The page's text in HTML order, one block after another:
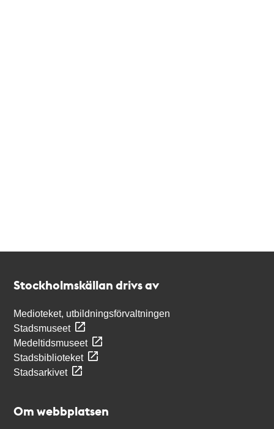
Stockholmskällan drivs av
Medioteket, utbildningsförvaltningen
Stadsmuseet
Medeltidsmuseet
Stadsbiblioteket
Stadsarkivet
Om webbplatsen